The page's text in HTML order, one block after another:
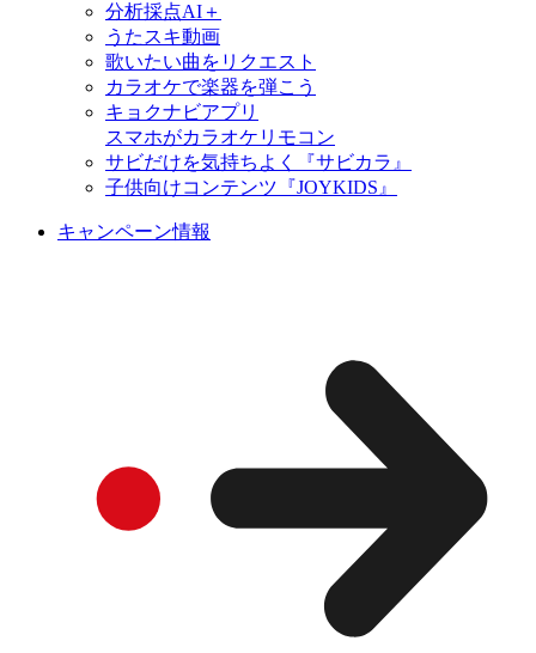
分析採点AI＋
うたスキ動画
歌いたい曲をリクエスト
カラオケで楽器を弾こう
キョクナビアプリ
スマホがカラオケリモコン
サビだけを気持ちよく『サビカラ』
子供向けコンテンツ『JOYKIDS』
キャンペーン情報